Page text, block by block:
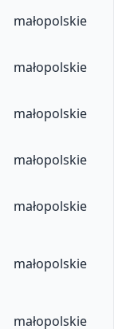
małopolskie
małopolskie
małopolskie
małopolskie
małopolskie
małopolskie
małopolskie